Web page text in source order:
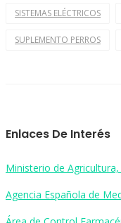
SISTEMAS ELÉCTRICOS
SUPLEMENTO PERROS
Enlaces De Interés
Ministerio de
Agencia Española de